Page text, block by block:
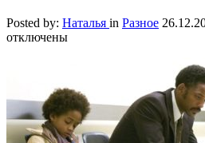
Posted by: Наталья in Разное
отключены